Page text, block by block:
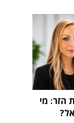
הזר: מי